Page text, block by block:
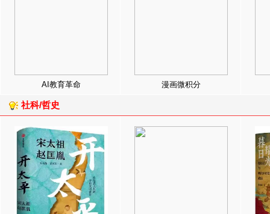
AI教育革命 漫画微积分
社科/哲史